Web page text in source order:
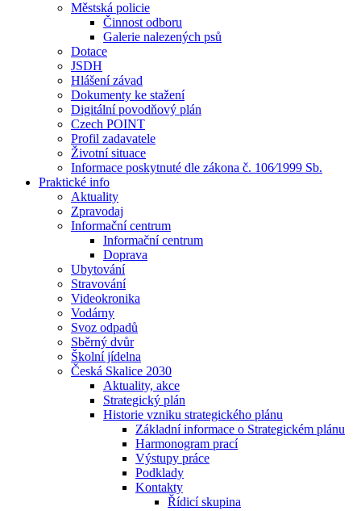
Městská policie
Činnost odboru
Galerie nalezených psů
Dotace
JSDH
Hlášení závad
Dokumenty ke stažení
Digitální povodňový plán
Czech POINT
Profil zadavatele
Životní situace
Informace poskytnuté dle zákona č. 106⁄1999 Sb.
Praktické info
Aktuality
Zpravodaj
Informační centrum
Informační centrum
Doprava
Ubytování
Stravování
Videokronika
Vodárny
Svoz odpadů
Sběrný dvůr
Školní jídelna
Česká Skalice 2030
Aktuality, akce
Strategický plán
Historie vzniku strategického plánu
Základní informace o Strategickém plánu
Harmonogram prací
Výstupy práce
Podklady
Kontakty
Řídicí skupina